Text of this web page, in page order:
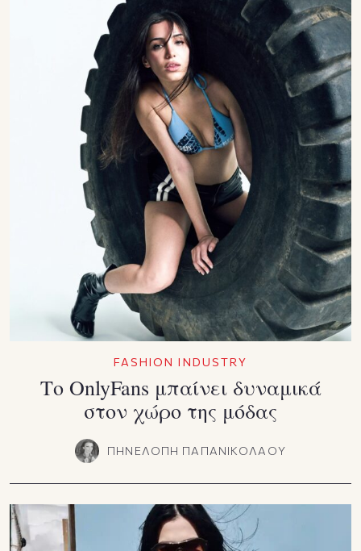
FASHION INDUSTRY
Το OnlyFans μπαίνει δυναμικά
στον χώρο της μόδας
ΠΗΝΕΛΟΠΗ ΠΑΠΑΝΙΚΟΛΑΟΥ